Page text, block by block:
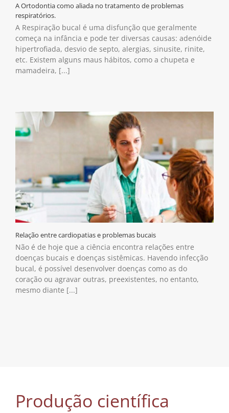
A Ortodontia como aliada no tratamento de problemas
respiratórios.
A Respiração bucal é uma disfunção que geralmente
começa na infância e pode ter diversas causas: adenóide
hipertrofiada, desvio de septo, alergias, sinusite, rinite,
etc. Existem alguns maus hábitos, como a chupeta e
mamadeira, [...]
Relação entre cardiopatias e problemas bucais
Não é de hoje que a ciência encontra relações entre
doenças bucais e doenças sistêmicas. Havendo infecção
bucal, é possível desenvolver doenças como as do
coração ou agravar outras, preexistentes, no entanto,
mesmo diante [...]
Produção científica